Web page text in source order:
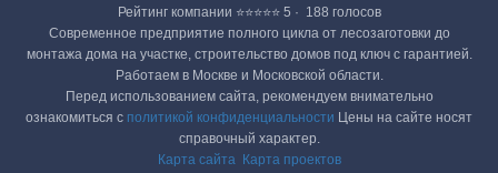
Рейтинг компании ⭐⭐⭐⭐⭐ 5 · ‎ 188 голосов
Современное предприятие полного цикла от лесозаготовки до
монтажа дома на участке, строительство домов под ключ с гарантией.
Работаем в Москве и Московской области.
Перед использованием сайта, рекомендуем внимательно
ознакомиться с политикой конфиденциальности Цены на сайте носят
справочный характер.
Карта сайта
Карта проектов